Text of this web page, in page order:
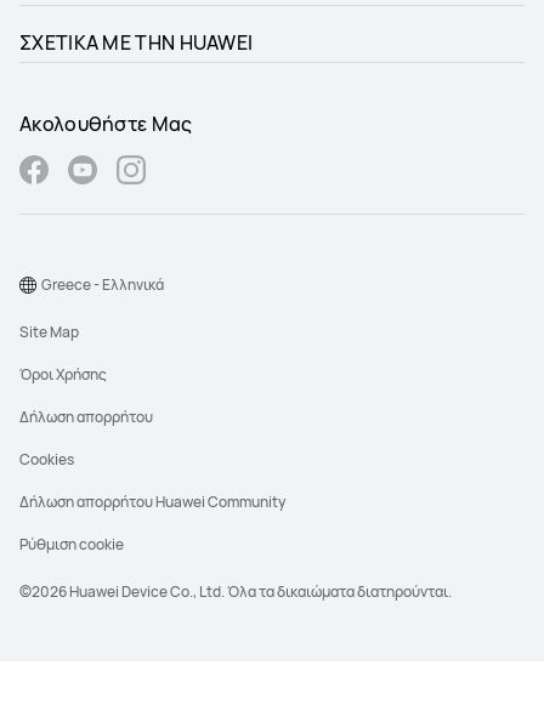
ΣΧΕΤΙΚΑ ΜΕ ΤΗΝ HUAWEI
Ακολουθήστε Μας
©2026 Huawei Device Co., Ltd. Όλα τα δικαιώματα διατηρούνται.
Site Map
Όροι Χρήσης
Δήλωση απορρήτου
Cookies
Δήλωση απορρήτου Huawei Community
Ρύθμιση cookie
Greece - Ελληνικά